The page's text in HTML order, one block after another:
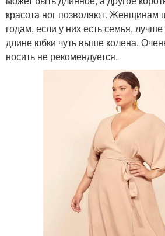
красота ног позволяют. Женщинам
годам, если у них есть семья,
длине юбки чуть выше колена.
носить не рекомендуется.